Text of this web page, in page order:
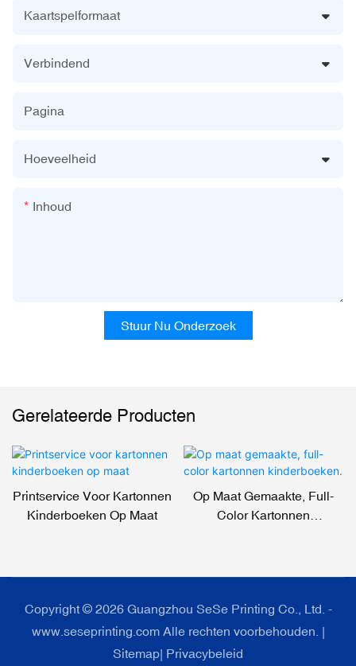
Kaartspelformaat
Verbindend
Pagina
Hoeveelheid
Inhoud
Stuur Nu Onderzoek
Gerelateerde Producten
Printservice Voor Kartonnen
Kinderboeken Op Maat
Op Maat Gemaakte, Full-
Color Kartonnen
Copyright © 2026 Guangzhou SeSe Printing Co., Ltd. -
www.seseprinting.com Alle rechten voorbehouden. |
Sitemap| Privacybeleid